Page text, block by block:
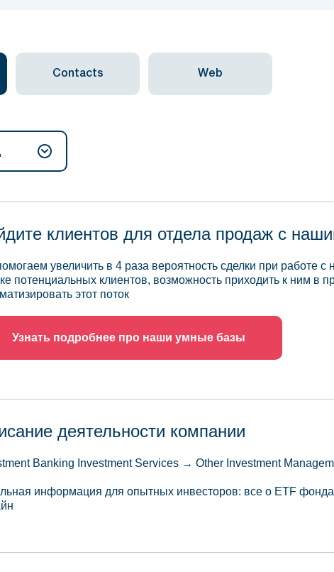
Contacts Web
клиентов для отдела продаж с
увеличить в 4 раза вероятность сделки при работе
потенциальных клиентов, возможность приходить к ним в
этот поток
Узнать подробнее про наши умные базы
деятельности компании
Banking Investment Services → Other Investment
информация для опытных инвесторов: все о ETF